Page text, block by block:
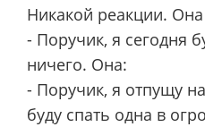
Никакой реакции.
- Поручик, я сегодня
ничего. Она:
- Поручик, я отпущу
буду спать одна в